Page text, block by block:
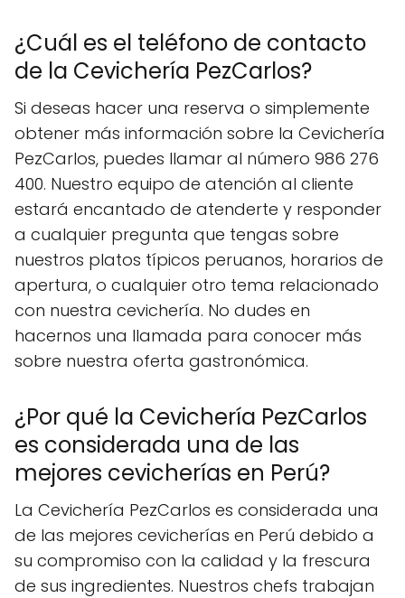
¿Cuál es el teléfono de contacto
de la Cevichería PezCarlos?
Si deseas hacer una reserva o simplemente
obtener más información sobre la Cevichería
PezCarlos, puedes llamar al número 986 276
400. Nuestro equipo de atención al cliente
estará encantado de atenderte y responder
a cualquier pregunta que tengas sobre
nuestros platos típicos peruanos, horarios de
apertura, o cualquier otro tema relacionado
con nuestra cevichería. No dudes en
hacernos una llamada para conocer más
sobre nuestra oferta gastronómica.
¿Por qué la Cevichería PezCarlos
es considerada una de las
mejores cevicherías en Perú?
La Cevichería PezCarlos es considerada una
de las mejores cevicherías en Perú debido a
su compromiso con la calidad y la frescura
de sus ingredientes. Nuestros chefs trabajan